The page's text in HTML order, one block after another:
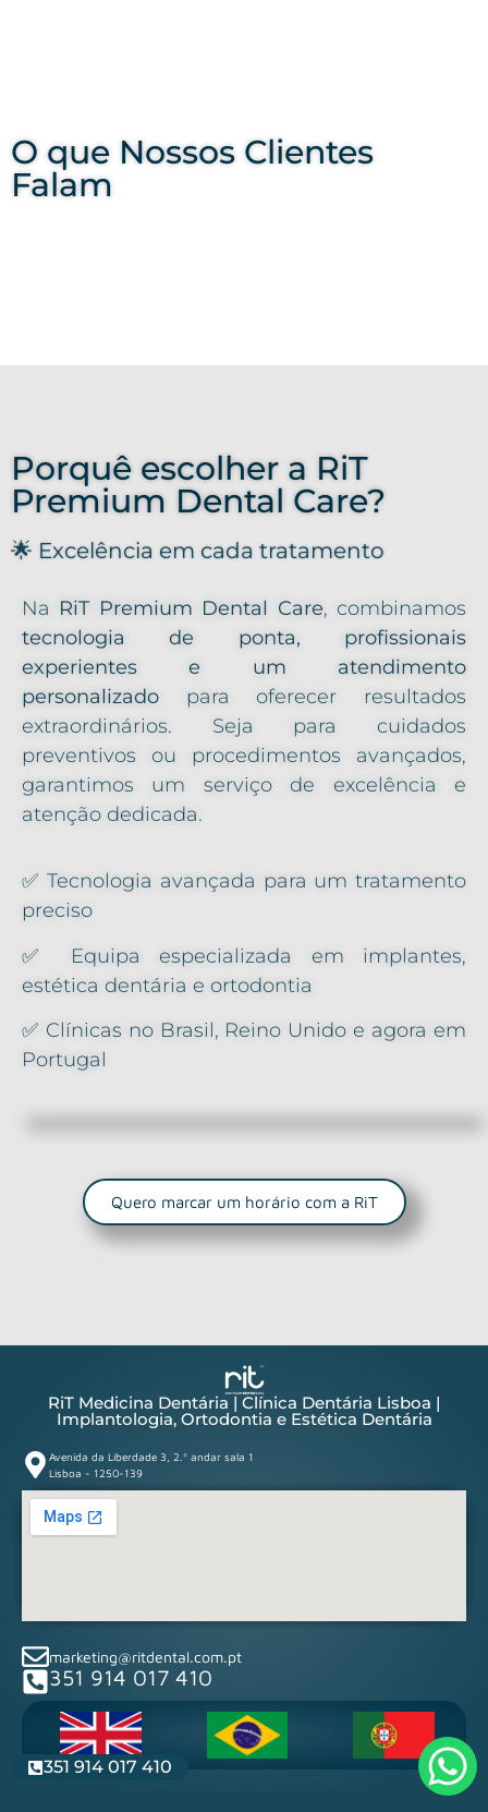
O que Nossos Clientes
Falam
Porquê escolher a RiT
Premium Dental Care?
🌟 Excelência em cada tratamento
Na RiT Premium Dental Care, combinamos
tecnologia de ponta, profissionais
experientes e um atendimento
personalizado para oferecer resultados
extraordinários. Seja para cuidados
preventivos ou procedimentos avançados,
garantimos um serviço de excelência e
atenção dedicada.
✅ Tecnologia avançada para um tratamento
preciso
✅ Equipa especializada em implantes,
estética dentária e ortodontia
✅ Clínicas no Brasil, Reino Unido e agora em
Portugal
Quero marcar um horário com a RiT
RiT Medicina Dentária | Clínica Dentária Lisboa |
Implantologia, Ortodontia e Estética Dentária
Avenida da Liberdade 3, 2.º andar sala 1
Lisboa - 1250-139
marketing@ritdental.com.pt
351 914 017 410
351 914 017 410